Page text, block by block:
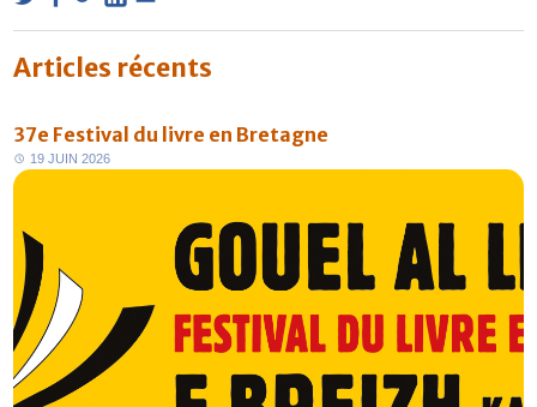
Articles récents
37e Festival du livre en Bretagne
19 JUIN 2026